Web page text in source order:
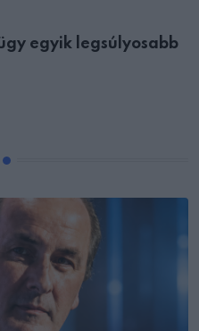
egyik legsúlyosabb